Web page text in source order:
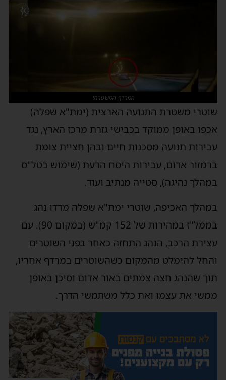
המרדף המשטרתי
שוטרי משטרת התנועה הארצית (ימת"א שפלה)
אכפו באופן ממוקד בכבישי גזרת מרכז הארץ, נגד
עבירות תנועה מסכנות חיים ובהן חציית צומת
ברמזור אדום, עבירות היסח הדעת (שימוש בטל"ס
במהלך נהיגה), סטייה מנתיב ועוד.
במהלך האכיפה, שוטרי ימת"א שפלה מדדו נהג
בממל"ז במהירות של 152 קמ"ש (במקום 90). עם
עצירת הרכב, הנהג התחזה כאחר בפני השוטרים
והחל להימלט מהמקום כשהשוטרים במרדף אחריו,
תוך שהנהג חצה צמתים באור אדום וסיכן באופן
ממשי את עצמו ואת כלל משתמשי הדרך.